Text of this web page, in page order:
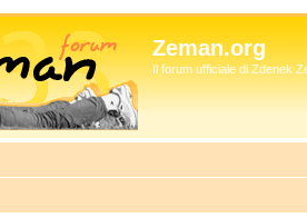
Zeman.org
Il forum ufficiale di Zdenek